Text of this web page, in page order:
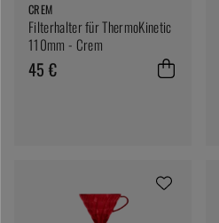
CREM
Filterhalter für ThermoKinetic
110mm - Crem
45 €